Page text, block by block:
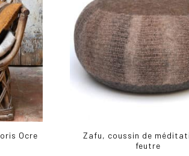
Ocre
Zafu, coussin de
feutre